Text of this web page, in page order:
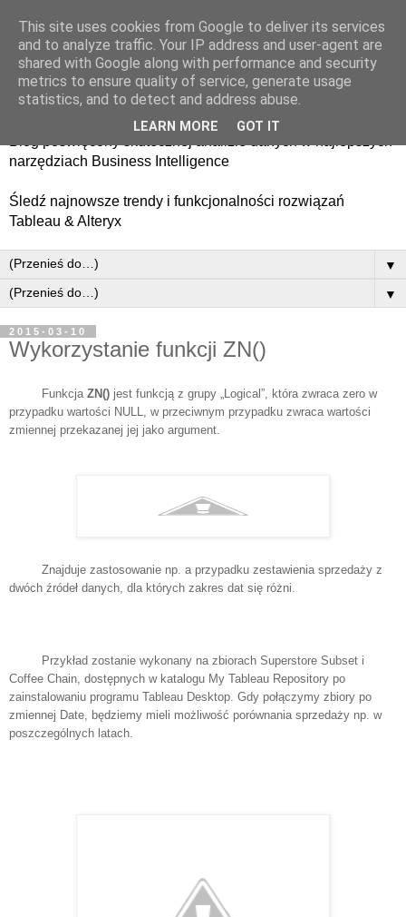
narzędziach Business Intelligence
​Śledź najnowsze trendy i funkcjonalności rozwiązań
Tableau & Alteryx
▼
▼
2015-03-10
Wykorzystanie funkcji ZN()
Funkcja ZN() jest funkcją z grupy „Logical”, która zwraca zero w
przypadku wartości NULL, w przeciwnym przypadku zwraca wartości
zmiennej przekazanej jej jako argument.
Znajduje zastosowanie np. a przypadku zestawienia sprzedaży z
dwóch źródeł danych, dla których zakres dat się różni.
Przykład zostanie wykonany na zbiorach Superstore Subset i
Coffee Chain, dostępnych w katalogu My Tableau Repository po
zainstalowaniu programu Tableau Desktop. Gdy połączymy zbiory po
zmiennej Date, będziemy mieli możliwość porównania sprzedaży np. w
poszczególnych latach.
This site uses cookies from Google to deliver its services
and to analyze traffic. Your IP address and user-agent are
shared with Google along with performance and security
metrics to ensure quality of service, generate usage
statistics, and to detect and address abuse.
LEARN MORE GOT IT